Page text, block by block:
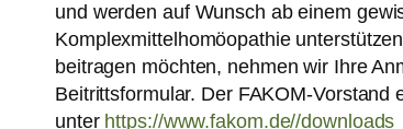
und werden auf Wunsch ab einem
Komplexmittelhomöopathie
beitragen möchten, nehmen wir Ihre
Beitrittsformular. Der FAKOM-
unter https://www.fakom.de//downloads